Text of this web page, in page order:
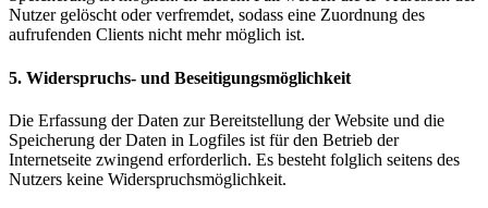
Nutzer gelöscht oder verfremdet, sodass eine Zuordnung des
aufrufenden Clients nicht mehr möglich ist.
5. Widerspruchs- und Beseitigungsmöglichkeit
Die Erfassung der Daten zur Bereitstellung der Website und die
Speicherung der Daten in Logfiles ist für den Betrieb der
Internetseite zwingend erforderlich. Es besteht folglich seitens des
Nutzers keine Widerspruchsmöglichkeit.